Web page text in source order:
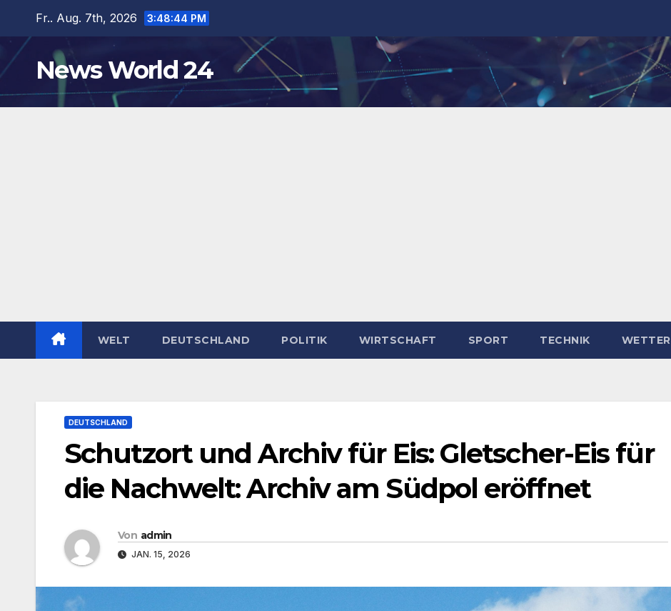
springen
Fr.. Aug. 7th, 2026 3:48:45 PM
News World 24
WELT DEUTSCHLAND POLITIK WIRTSCHAFT SPORT TECHNIK WETTER
DEUTSCHLAND
Schutzort und Archiv für Eis: Gletscher-Eis für
die Nachwelt: Archiv am Südpol eröffnet
Von admin
JAN. 15, 2026